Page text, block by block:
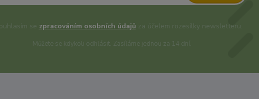
se zpracováním osobních údajů za účelem rozesílky newsletteru.
Můžete se kdykoli odhlásit. Zasíláme jednou za 14 dní.